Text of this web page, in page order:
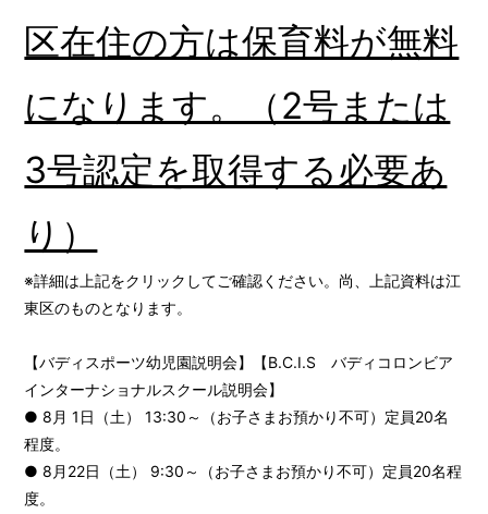
区在住の方は保育料が無料
になります。（2号または
3号認定を取得する必要あ
り）
※詳細は上記をクリックしてご確認ください。尚、上記資料は江
東区のものとなります。
【バディスポーツ幼児園説明会】【B.C.I.S バディコロンビア
インターナショナルスクール説明会】
● 8月 1日（土） 13:30～（お子さまお預かり不可）定員20名
程度。
● 8月22日（土） 9:30～（お子さまお預かり不可）定員20名程
度。